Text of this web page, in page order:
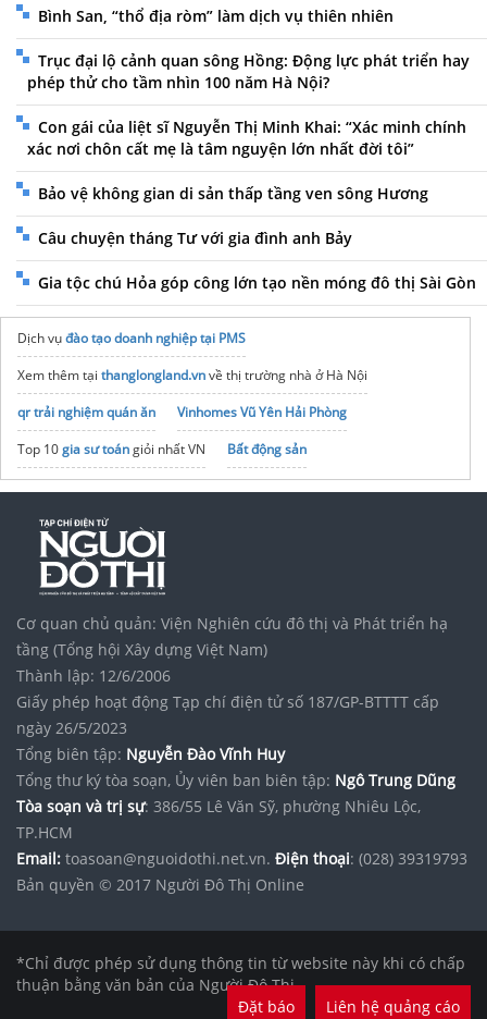
Bình San, “thổ địa ròm” làm dịch vụ thiên nhiên
Trục đại lộ cảnh quan sông Hồng: Động lực phát triển hay
phép thử cho tầm nhìn 100 năm Hà Nội?
Con gái của liệt sĩ Nguyễn Thị Minh Khai: “Xác minh chính
xác nơi chôn cất mẹ là tâm nguyện lớn nhất đời tôi”
Bảo vệ không gian di sản thấp tầng ven sông Hương
Câu chuyện tháng Tư với gia đình anh Bảy
Gia tộc chú Hỏa góp công lớn tạo nền móng đô thị Sài Gòn
Dịch vụđào tạo doanh nghiệp tại PMS
Xem thêm tại thanglongland.vnvề thị trường nhà ở Hà Nội
qr trải nghiệm quán ăn
Vinhomes Vũ Yên Hải Phòng
Top 10gia sư toángiỏi nhất VN
Bất động sản
Lựa chọntrường song ngữ tốt ở tphcmcho con
ngành quản trị kinh doanh bao nhiêu điểm
noxh K Home Avenue Nhơn Trạch
Cơ quan chủ quản: Viện Nghiên cứu đô thị và Phát triển hạ
tầng (Tổng hội Xây dựng Việt Nam)
Thành lập: 12/6/2006
Giấy phép hoạt động Tạp chí điện tử số 187/GP-BTTTT cấp
ngày 26/5/2023
Tổng biên tập: Nguyễn Đào Vĩnh Huy
Tổng thư ký tòa soạn, Ủy viên ban biên tập: Ngô Trung Dũng
Tòa soạn và trị sự: 386/55 Lê Văn Sỹ, phường Nhiêu Lộc,
TP.HCM
Email: toasoan@nguoidothi.net.vn. Điện thoại: (028) 39319793
Bản quyền © 2017 Người Đô Thị Online
*Chỉ được phép sử dụng thông tin từ website này khi có chấp
thuận bằng văn bản của Người Đô Thị.
Đặt báo
Liên hệ quảng cáo